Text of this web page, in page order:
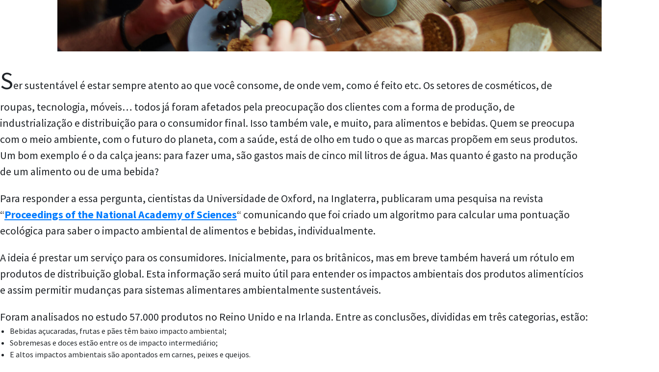
Ser sustentável é estar sempre atento ao que você consome, de onde vem, como é feito etc. Os setores de cosméticos, de
roupas, tecnologia, móveis… todos já foram afetados pela preocupação dos clientes com a forma de produção, de
industrialização e distribuição para o consumidor final. Isso também vale, e muito, para alimentos e bebidas. Quem se preocupa
com o meio ambiente, com o futuro do planeta, com a saúde, está de olho em tudo o que as marcas propõem em seus produtos.
Um bom exemplo é o da calça jeans: para fazer uma, são gastos mais de cinco mil litros de água. Mas quanto é gasto na produção
de um alimento ou de uma bebida?
Para responder a essa pergunta, cientistas da Universidade de Oxford, na Inglaterra, publicaram uma pesquisa na revista
“Proceedings of the National Academy of Sciences“ comunicando que foi criado um algoritmo para calcular uma pontuação
ecológica para saber o impacto ambiental de alimentos e bebidas, individualmente.
A ideia é prestar um serviço para os consumidores. Inicialmente, para os britânicos, mas em breve também haverá um rótulo em
produtos de distribuição global. Esta informação será muito útil para entender os impactos ambientais dos produtos alimentícios
e assim permitir mudanças para sistemas alimentares ambientalmente sustentáveis.
Foram analisados no estudo 57.000 produtos no Reino Unido e na Irlanda. Entre as conclusões, divididas em três categorias, estão:
Bebidas açucaradas, frutas e pães têm baixo impacto ambiental;
Sobremesas e doces estão entre os de impacto intermediário;
E altos impactos ambientais são apontados em carnes, peixes e queijos.